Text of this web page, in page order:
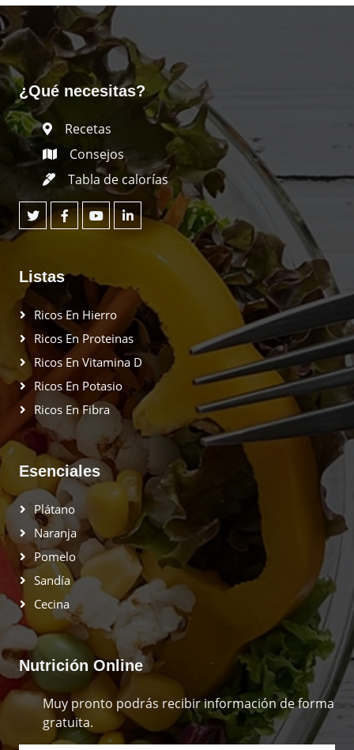
¿Qué necesitas?
Recetas
Consejos
Tabla de calorías
Listas
Ricos En Hierro
Ricos En Proteinas
Ricos En Vitamina D
Ricos En Potasio
Ricos En Fibra
Esenciales
Plátano
Naranja
Pomelo
Sandía
Cecina
Nutrición Online
Muy pronto podrás recibir información de forma
gratuita.